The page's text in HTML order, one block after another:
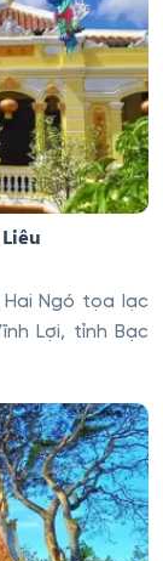
Ngó tọa lạc
Lợi, tỉnh Bạc